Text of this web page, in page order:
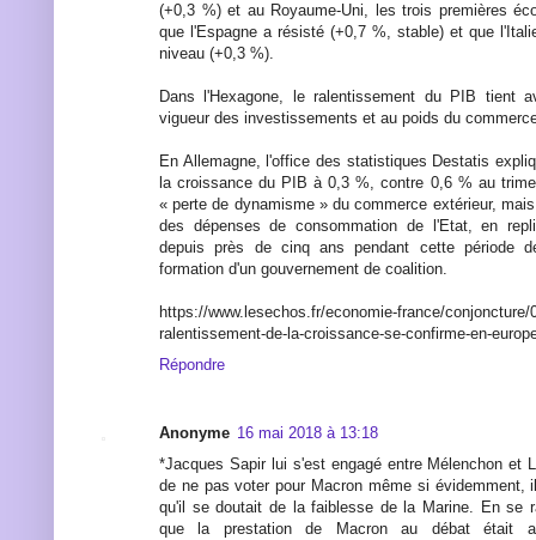
(+0,3 %) et au Royaume-Uni, les trois premières
que l'Espagne a résisté (+0,7 %, stable) et que
niveau (+0,3 %).
Dans l'Hexagone, le ralentissement du PIB tient
vigueur des investissements et au poids du
En Allemagne, l'office des statistiques Destatis
la croissance du PIB à 0,3 %, contre 0,6 % au
« perte de dynamisme » du commerce extérieur,
des dépenses de consommation de l'Etat, en
depuis près de cinq ans pendant cette période
formation d'un gouvernement de coalition.
https://www.lesechos.fr/economie-france/conjoncture/
ralentissement-de-la-croissance-se-confirme-en-
Répondre
Anonyme 16 mai 2018 à 13:18
*Jacques Sapir lui s'est engagé entre Mélenchon et
de ne pas voter pour Macron même si évidemment,
qu'il se doutait de la faiblesse de la Marine. En se
que la prestation de Macron au débat était